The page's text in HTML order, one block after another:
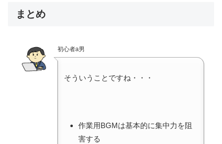
まとめ
初心者a男
そういうことですね・・・
作業用BGMは基本的に集中力を阻
害する